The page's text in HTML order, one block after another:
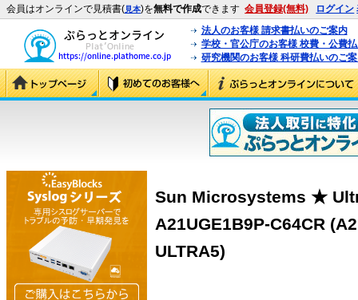
会員はオンラインで見積書(見本)を無料で作成できます 会員登録(無料) ログイン
法人のお客様 請求書払いのご案内
学校・官公庁のお客様 校費・公費
研究機関のお客様 科研費払いのご
Sun Microsystems ★
A21UGE1B9P-C64CR
ULTRA5)